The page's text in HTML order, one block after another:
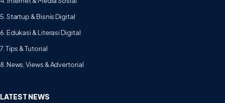
5. Startup & Bisnis Digital
6. Edukasi & Literasi Digital
7. Tips & Tutorial
8. News, Views & Advertorial
LATEST NEWS